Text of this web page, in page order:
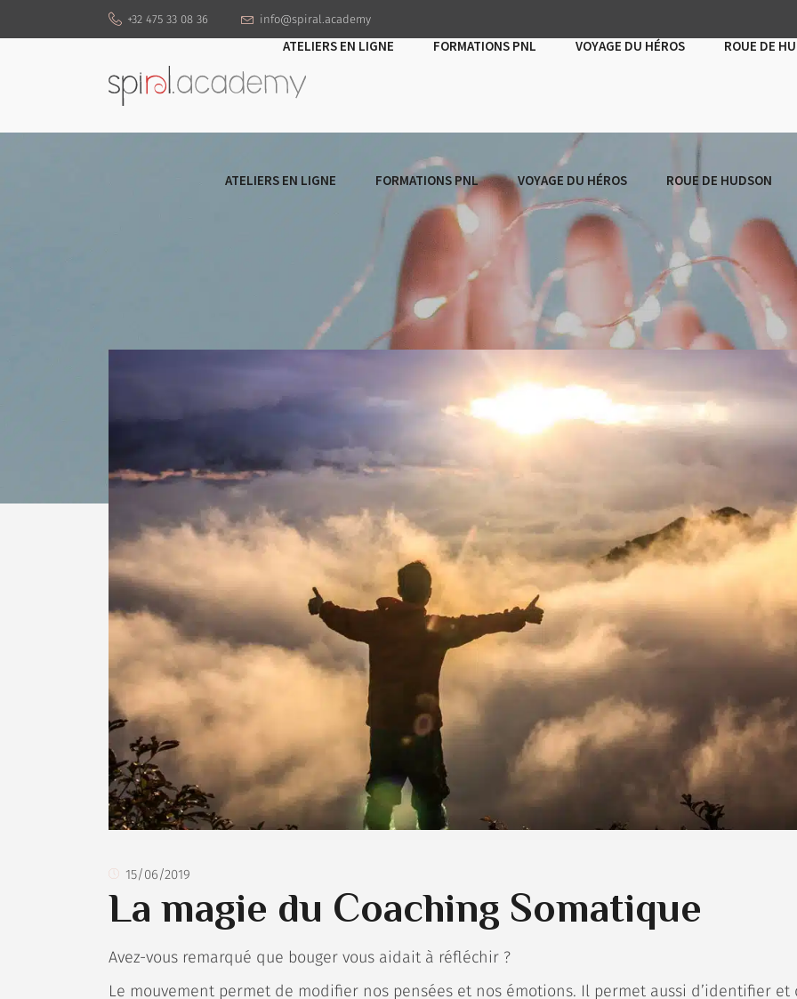
+32 475 33 08 36 info@spiral.academy
ATELIERS EN LIGNE FORMATIONS PNL VOYAGE DU HÉROS ROUE DE HUDSON
ATELIERS EN LIGNE FORMATIONS PNL VOYAGE DU HÉROS ROUE DE
Home|coaching |La magie du Coaching Somatique
15/06/2019
La magie du Coaching Somatique
Avez-vous remarqué que bouger vous aidait à réfléchir ?
Le mouvement permet de modifier nos pensées et nos émotions. Il permet aussi d’identifier et